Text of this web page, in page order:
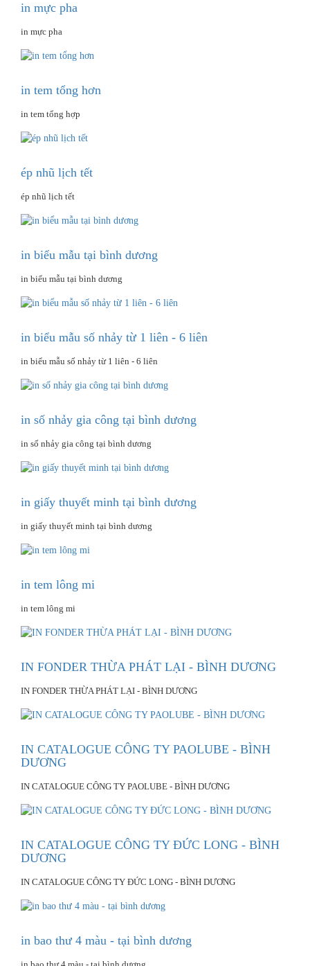
in mực pha
in mực pha
in tem tổng hơn
in tem tổng hợp
ép nhũ lịch tết
ép nhũ lịch tết
in biểu mẫu tại bình dương
in biểu mẫu tại bình dương
in biểu mẫu số nhảy từ 1 liên - 6 liên
in biểu mẫu số nhảy từ 1 liên - 6 liên
in số nhảy gia công tại bình dương
in số nhảy gia công tại bình dương
in giấy thuyết minh tại bình dương
in giấy thuyết minh tại bình dương
in tem lông mi
in tem lông mi
IN FONDER THỪA PHÁT LẠI - BÌNH DƯƠNG
IN FONDER THỪA PHÁT LẠI - BÌNH DƯƠNG
IN CATALOGUE CÔNG TY PAOLUBE - BÌNH
DƯƠNG
IN CATALOGUE CÔNG TY PAOLUBE - BÌNH DƯƠNG
IN CATALOGUE CÔNG TY ĐỨC LONG - BÌNH
DƯƠNG
IN CATALOGUE CÔNG TY ĐỨC LONG - BÌNH DƯƠNG
in bao thư 4 màu - tại bình dương